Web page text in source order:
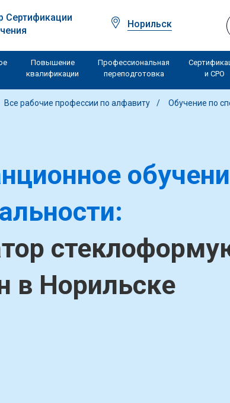
Сертификации
Норильск
Повышение
квалификации
Профессиональная
переподготовка
и СРО
Все рабочие профессии по алфавиту Обучение по
в Норильске